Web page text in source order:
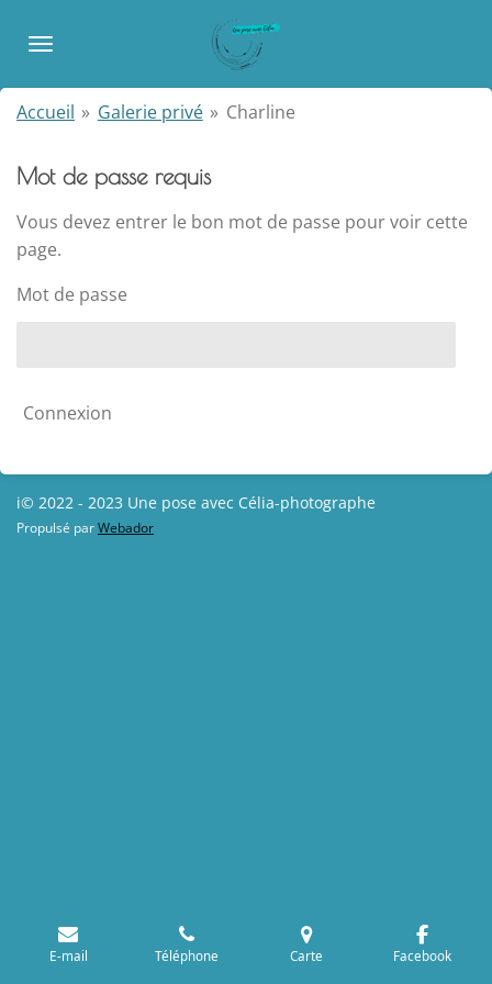
au
principal
Accueil » Galerie privé » Charline
Mot de passe requis
Vous devez entrer le bon mot de passe pour voir cette
page.
Mot de passe
Connexion
i© 2022 - 2023 Une pose avec Célia-photographe
Propulsé par Webador
E-mail Téléphone Carte Facebook